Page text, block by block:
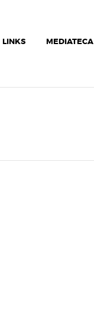
LINKS MEDIATECA